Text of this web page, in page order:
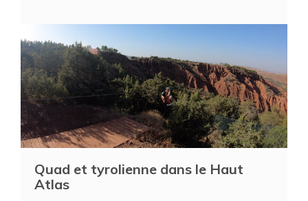
Quad et tyrolienne dans le Haut
Atlas